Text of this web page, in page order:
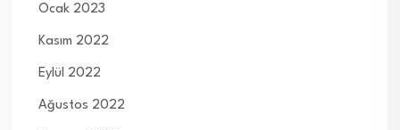
Ocak 2023
Kasım 2022
Eylül 2022
Ağustos 2022